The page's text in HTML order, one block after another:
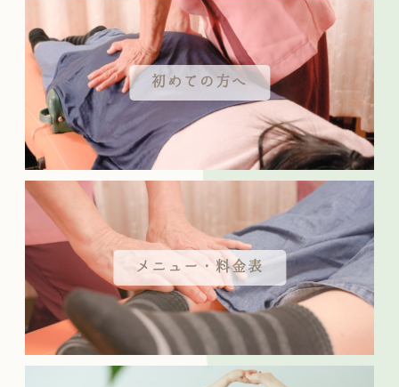
初めての方へ
メニュー・料金表